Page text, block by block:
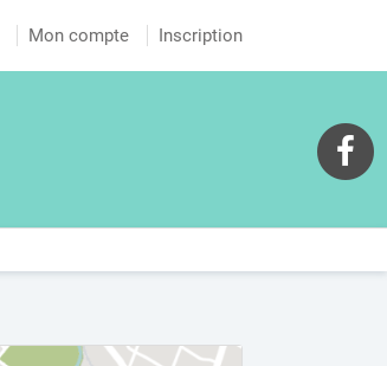
Mon compte Inscription